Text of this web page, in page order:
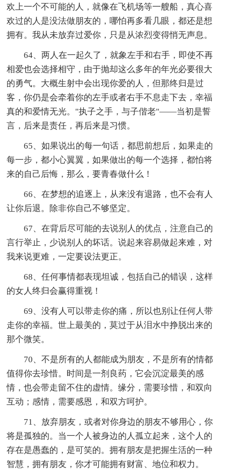
欢上一个不可能的人，就像在飞机场等一艘船，真心喜
欢过的人是没法做朋友的，哪怕再多看几眼，都还是想
拥有。我从未放弃过爱你，只是从浓烈变得悄无声息。
64、两人在一起久了，就象左手和右手，即使不再
相爱也会选择相守，由于抛却这么多年的年光必要很大
的勇气。大概生射中会出现你爱的人，但那终归是过
客，你仍是会牵着你的左手或者右手不息走下去，幸福
真的和爱情无光。"执子之手，与子偕老"——当初是誓
言，后来是责任，再后来是习惯。
65、如果说出的每一句话，都思前想后，如果走的
每一步，都小心翼翼，如果做出的每一个选择，都怕将
来的自己后悔，那么，要青春做什么！
66、在梦想的追逐上，从来没有退路，也不会有人
让你后退。除非你自己不够坚定。
67、在背后尽可能的去说别人的优点，注意自己的
言行举止，少说别人的坏话。说起来容易做起来难，对
我来说更难，一定要设法更正。
68、任何事情都表现坦诚，包括自己的错误，这样
的女人终归会赢得重视！
69、没有人可以带走你的痛，所以也别让任何人带
走你的幸福。世上最美的，莫过于从泪水中挣脱出来的
那个微笑。
70、不是所有的人都能成为朋友，不是所有的情都
值得你去珍惜。时间是一剂良药，它会沉淀最美的感
情，也会带走留不住的虚情。缘分，需要珍惜，和双向
互动；感情，需要感恩，和双方呵护。
71、放弃朋友，或者对你身边的朋友不够用心，你
将是孤独的。当一个人被身边的人孤立起来，这个人的
存在是愚蠢的，是可笑的。拥有朋友是把握生活的一种
智慧，拥有朋友，你才可能拥有财富、地位和权力。